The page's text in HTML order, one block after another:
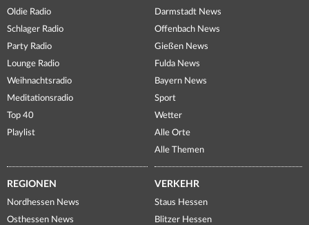
Oldie Radio
Schlager Radio
Party Radio
Lounge Radio
Weihnachtsradio
Meditationsradio
Top 40
Playlist
Darmstadt News
Offenbach News
Gießen News
Fulda News
Bayern News
Sport
Wetter
Alle Orte
Alle Themen
REGIONEN
Nordhessen News
Osthessen News
VERKEHR
Staus Hessen
Blitzer Hessen